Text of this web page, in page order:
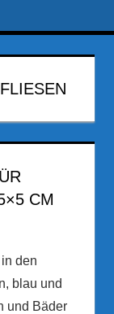
CM
den
blau und
und Bäder